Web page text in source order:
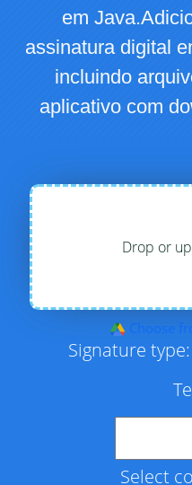
em
assinatura digital
incluindo
aplicativo com